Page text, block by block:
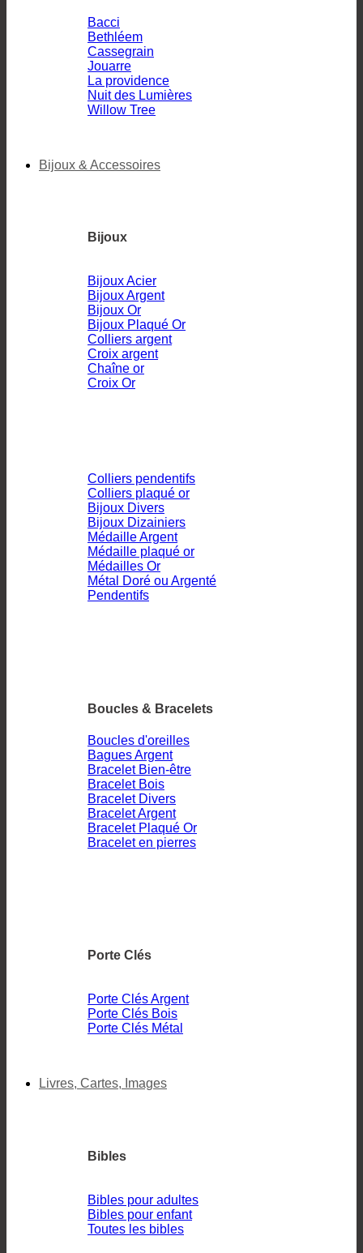
Bacci
Bethléem
Cassegrain
Jouarre
La providence
Nuit des Lumières
Willow Tree
Bijoux & Accessoires
Bijoux
Bijoux Acier
Bijoux Argent
Bijoux Or
Bijoux Plaqué Or
Colliers argent
Croix argent
Chaîne or
Croix Or
Colliers pendentifs
Colliers plaqué or
Bijoux Divers
Bijoux Dizainiers
Médaille Argent
Médaille plaqué or
Médailles Or
Métal Doré ou Argenté
Pendentifs
Boucles & Bracelets
Boucles d'oreilles
Bagues Argent
Bracelet Bien-être
Bracelet Bois
Bracelet Divers
Bracelet Argent
Bracelet Plaqué Or
Bracelet en pierres
Porte Clés
Porte Clés Argent
Porte Clés Bois
Porte Clés Métal
Livres, Cartes, Images
Bibles
Bibles pour adultes
Bibles pour enfant
Toutes les bibles